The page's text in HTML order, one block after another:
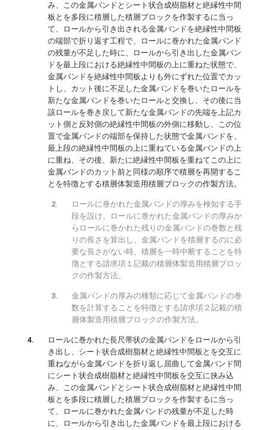
み、この金属バンドとシート状合成樹脂材と絶縁性中間
板とを多段に積層した積層ブロックを作製するに当っ
て、ロールから引き出される金属バンドを絶縁性中間板
の端部で折り返す工程で、ロールに巻かれた金属バンド
の残量が不足した時に、ロールから引き出した金属バン
ドを最上段における絶縁性中間板の上に重ねた状態で、
金属バンドを絶縁性中間板よりも外にずれた位置でカッ
トし、カット後に不足した金属バンドを巻いたロールを
新たな金属バンドを巻いたロールと交換し、その後に当
該ロールを巻き戻して新たな金属バンドの先端を上記カ
ット側と反対側の絶縁性中間板の外側に移動し、この位
置で金属バンドの端部を保持した状態で金属バンドを、
最上段の絶縁性中間板の上に重ねている金属バンドの上
に重ね、その後、新たに絶縁性中間板を重ねてこの上に
金属バンドのカット前と同様の順序で積層を再開するこ
とを特徴とする積層体製造用積層ブロックの作製方法。
ロールに巻かれた金属バンドの厚みを検知する手
段を設け、ロールに巻かれた金属バンドの厚みか
らロールに巻かれた残りの金属バンドの巻数と残
りの長さを算出し、金属バンドを積層するのに必
要な長さがない時、積層を一時中断することを特
徴とする請求項１記載の積層体製造用積層ブロッ
クの作製方法。
金属バンドの厚みの種類に応じて金属バンドの巻
数を計算することを特徴とする請求項２記載の積
層体製造用積層ブロックの作製方法。
ロールに巻かれた長尺帯状の金属バンドをロールから引
き出し、シート状合成樹脂材と絶縁性中間板とを交互に
重ねながら金属バンドを折り返し屈曲して金属バンド間
にシート状合成樹脂材と絶縁性中間板を交互に挟み込
み、この金属バンドとシート状合成樹脂材と絶縁性中間
板とを多段に積層した積層ブロックを作製するに当っ
て、ロールに巻かれた金属バンドの残量が不足した時
に、ロールから引き出した金属バンドを最上段における